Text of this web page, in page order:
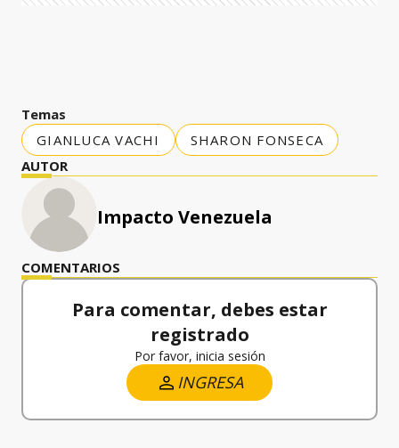
Temas
GIANLUCA VACHI
SHARON FONSECA
AUTOR
Impacto Venezuela
COMENTARIOS
Para comentar, debes estar
registrado
Por favor, inicia sesión
INGRESA